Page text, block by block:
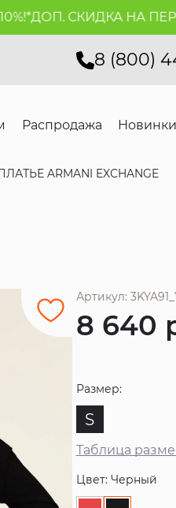
ДОП. СКИДКА НА
8 (800)
Распродажа Новинки
ARMANI EXCHANGE
Артикул:
8 640
Размер:
S
Таблица
Цвет: Черный